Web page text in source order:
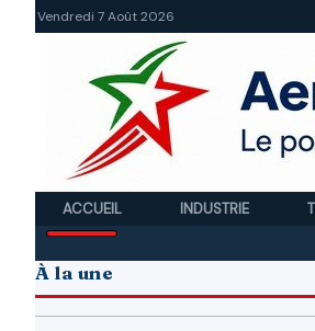
Vendredi 7 Août 2026
ACCUEIL INDUSTRIE
À la une